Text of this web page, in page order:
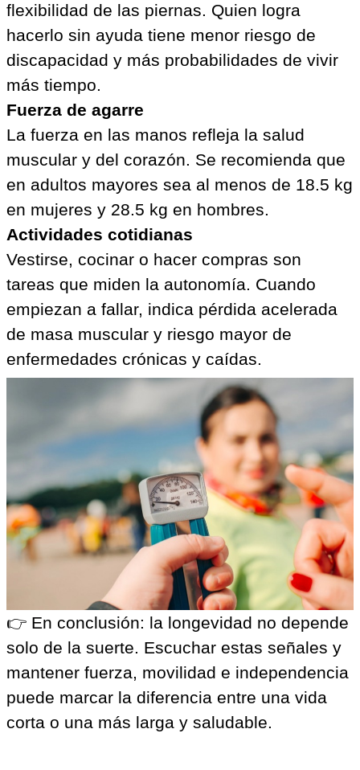
flexibilidad de las piernas. Quien logra
hacerlo sin ayuda tiene menor riesgo de
discapacidad y más probabilidades de vivir
más tiempo.
Fuerza de agarre
La fuerza en las manos refleja la salud
muscular y del corazón. Se recomienda que
en adultos mayores sea al menos de 18.5 kg
en mujeres y 28.5 kg en hombres.
Actividades cotidianas
Vestirse, cocinar o hacer compras son
tareas que miden la autonomía. Cuando
empiezan a fallar, indica pérdida acelerada
de masa muscular y riesgo mayor de
enfermedades crónicas y caídas.
👉 En conclusión: la longevidad no depende
solo de la suerte. Escuchar estas señales y
mantener fuerza, movilidad e independencia
puede marcar la diferencia entre una vida
corta o una más larga y saludable.